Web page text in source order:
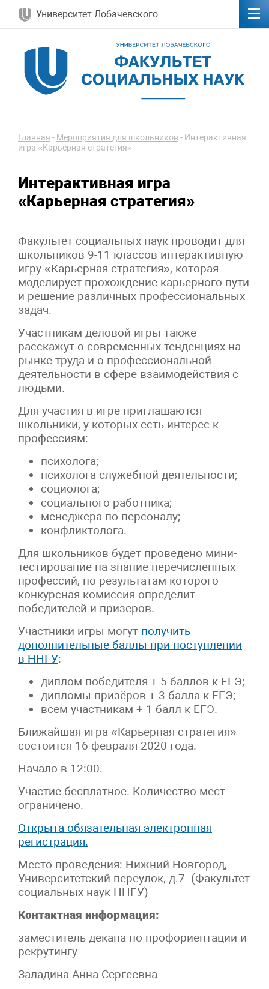
Университет Лобачевского
Главная - Мероприятия для школьников - Интерактивная
игра «Карьерная стратегия»
Интерактивная игра
«Карьерная стратегия»
Факультет социальных наук проводит для
школьников 9-11 классов интерактивную
игру «Карьерная стратегия», которая
моделирует прохождение карьерного пути
и решение различных профессиональных
задач.
Участникам деловой игры также
расскажут о современных тенденциях на
рынке труда и о профессиональной
деятельности в сфере взаимодействия с
людьми.
Для участия в игре приглашаются
школьники, у которых есть интерес к
профессиям:
психолога;
психолога служебной деятельности;
социолога;
социального работника;
менеджера по персоналу;
конфликтолога.
Для школьников будет проведено мини-
тестирование на знание перечисленных
профессий, по результатам которого
конкурсная комиссия определит
победителей и призеров.
Участники игры могут получить
дополнительные баллы при поступлении
в ННГУ:
диплом победителя + 5 баллов к ЕГЭ;
дипломы призёров + 3 балла к ЕГЭ;
всем участникам + 1 балл к ЕГЭ.
Ближайшая игра «Карьерная стратегия»
состоится 16 февраля 2020 года.
Начало в 12:00.
Участие бесплатное. Количество мест
ограничено.
Открыта обязательная электронная
регистрация.
Место проведения: Нижний Новгород,
Университетский переулок, д.7 (Факультет
социальных наук ННГУ)
Контактная информация:
заместитель декана по профориентации и
рекрутингу
Заладина Анна Сергеевна